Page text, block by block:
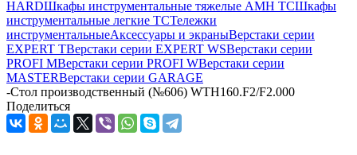
HARDШкафы инструментальные тяжелые AMH TCШкафы
инструментальные легкие ТСТележки
инструментальныеАксессуары и экраныВерстаки серии
EXPERT TВерстаки серии EXPERT WSВерстаки серии
PROFI MВерстаки серии PROFI WВерстаки серии
MASTERВерстаки серии GARAGE
-Стол производственный (№606) WTH160.F2/F2.000
Поделиться